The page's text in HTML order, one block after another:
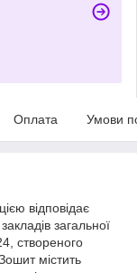
Оплата Умови
відповідає
загальної
створеного
містить